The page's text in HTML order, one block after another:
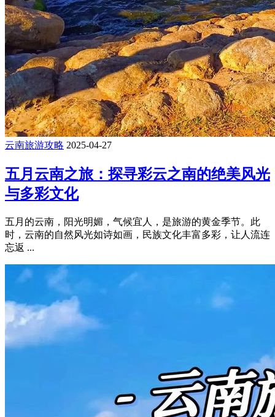
云南旅游攻略 2025-04-27
五月云南之旅：探寻彩云之南的绝美风光
与多彩文化
五月的云南，阳光明媚，气候宜人，是旅游的黄金季节。此
时，云南的自然风光如诗如画，民族文化丰富多彩，让人流连
忘返 ...